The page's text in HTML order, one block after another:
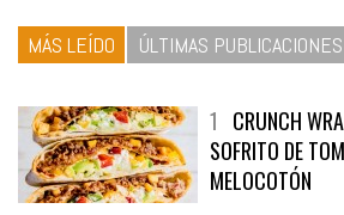
MÁS LEÍDO ÚLTIMAS PUBLICACIONES
1 CRUNCH
SOFRITO DE
MELOCOTÓN